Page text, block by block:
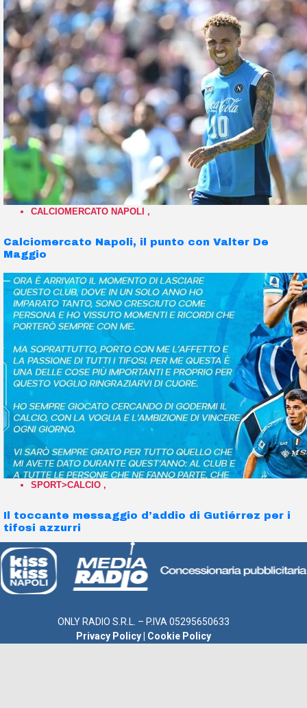
CALCIOMERCATO NAPOLI ,
Calciomercato Napoli, il punto con Valter De
Maggio
SPORT>CALCIO ,
Il toccante messaggio d’addio di Gutiérrez per i
tifosi azzurri
ONLY RADIO S.R.L. – P.IVA 05295650633
Privacy Policy
Cookie Policy